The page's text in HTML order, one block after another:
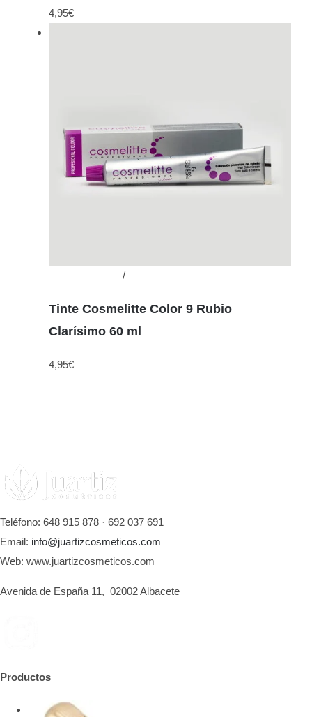
4,95€
/
Tinte Cosmelitte Color 9 Rubio
Clarísimo 60 ml
4,95€
Teléfono: 648 915 878 · 692 037 691
Email: info@juartizcosmeticos.com
Web: www.juartizcosmeticos.com
Avenida de España 11, 02002 Albacete
Productos